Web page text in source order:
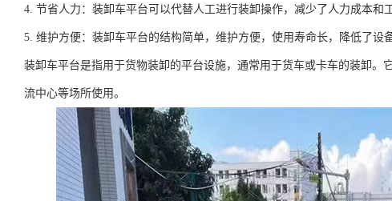
4. 节省人力：装卸车平台可以代替人工进行装卸操作，减少了人力成本和
5. 维护方便：装卸车平台的结构简单，维护方便，使用寿命长，降低了设
装卸车平台是指用于货物装卸的平台设施，通常用于货车或卡车的装卸
流中心等场所使用。